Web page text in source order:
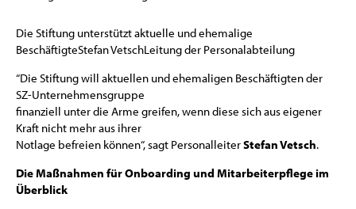
Die Stiftung unterstützt aktuelle und ehemalige
BeschäftigteStefan VetschLeitung der Personalabteilung
“Die Stiftung will aktuellen und ehemaligen Beschäftigten der
SZ-Unternehmensgruppe
finanziell unter die Arme greifen, wenn diese sich aus eigener
Kraft nicht mehr aus ihrer
Notlage befreien können“, sagt PersonalleiterStefan Vetsch.
Die Maßnahmen für Onboarding und Mitarbeiterpflege im
Überblick